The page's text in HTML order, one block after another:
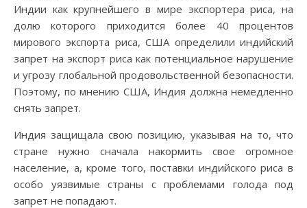
Индии как крупнейшего в мире экспортера риса, на
долю которого приходится более 40 процентов
мирового экспорта риса, США определили индийский
запрет на экспорт риса как потенциальное нарушение
и угрозу глобальной продовольственной безопасности.
Поэтому, по мнению США, Индия должна немедленно
снять запрет.
Индия защищала свою позицию, указывая на то, что
стране нужно сначала накормить свое огромное
население, а, кроме того, поставки индийского риса в
особо уязвимые страны с проблемами голода под
запрет не попадают.